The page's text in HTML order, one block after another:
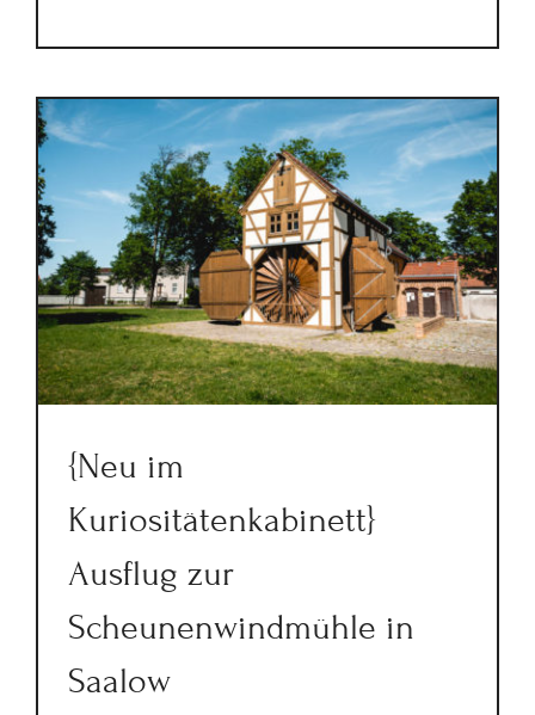
{Neu im
Kuriositätenkabinett}
Ausflug zur
Scheunenwindmühle in
Saalow